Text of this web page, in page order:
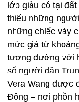
lớp giàu có tại
thiếu những
những chiếc váy
mức giá từ
tương đường với
số người dân
Vera Wang được
Đông – nơi phồn